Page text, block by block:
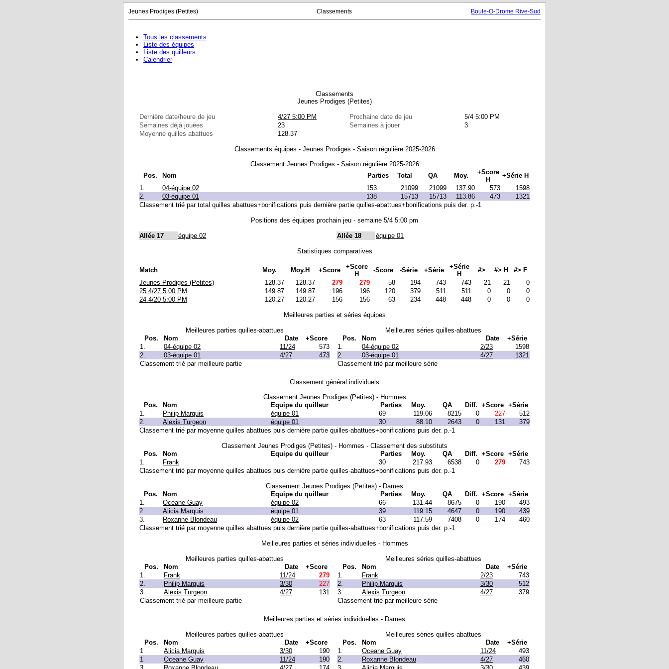
Jeunes Prodiges (Petites) Classements Boule-O-Drome Rive-Sud
Tous les classements
Liste des équipes
Liste des quilleurs
Calendrier
Classements
Jeunes Prodiges (Petites)
Dernière date/heure de jeu 4/27 5:00 PM Prochaine date de jeu
5/4 5:00 PM
Semaines déjà jouées
23 Semaines à jouer
3
Moyenne quilles abattues
128.37
Classements équipes - Jeunes Prodiges - Saison régulière 2025-2026
Classement Jeunes Prodiges - Saison régulière 2025-2026
Pos.
Nom Parties Total QA Moy.
+Score
H
+Série H
1.
04-équipe 02 153 21099 21099 137.90 573
1598
2.
03-équipe 01 138 15713 15713 113.86 473
1321
Classement trié par total quilles abattues+bonifications puis dernière partie quilles-abattues+bonifications puis der. p.-1
Positions des équipes prochain jeu - semaine 5/4 5:00 pm
Allée 17 équipe 02 Allée 18 équipe 01
Statistiques comparatives
Match Moy. Moy.H +Score
+Score
H
-Score -Série +Série
+Série
H
#> #> H
#> F
Jeunes Prodiges (Petites)
128.37 128.37 279 279 58 194 743 743 21 21
0
25 4/27 5:00 PM
149.87 149.87 196 196 120 379 511 511 0 0
0
24 4/20 5:00 PM
120.27 120.27 156 156 63 234 448 448 0 0 0
Meilleures parties et séries équipes
Meilleures parties quilles-abattues
Pos.
Nom Date
+Score
1.
04-équipe 02 11/24
573
2.
03-équipe 01 4/27
473
Classement trié par meilleure partie
Meilleures séries quilles-abattues
Pos.
Nom Date
+Série
1.
04-équipe 02 2/23
1598
2.
03-équipe 01 4/27
1321
Classement trié par meilleure série
Classement général individuels
Classement Jeunes Prodiges (Petites) - Hommes
Pos.
Nom Equipe du quilleur Parties Moy. QA Diff. +Score +Série
1.
Philip Marquis équipe 01 69 119.06 8215 0 227
512
2.
Alexis Turgeon équipe 01 30 88.10 2643 0 131
379
Classement trié par moyenne quilles abattues puis dernière partie quilles-abattues+bonifications puis der. p.-1
Classement Jeunes Prodiges (Petites) - Hommes - Classement des substituts
Pos.
Nom Equipe du quilleur Parties Moy. QA Diff. +Score +Série
1.
Frank 30 217.93 6538 0 279
743
Classement trié par moyenne quilles abattues puis dernière partie quilles-abattues+bonifications puis der. p.-1
Classement Jeunes Prodiges (Petites) - Dames
Pos.
Nom Equipe du quilleur Parties Moy. QA Diff. +Score +Série
1.
Oceane Guay équipe 02 66 131.44 8675 0 190
493
2.
Alicia Marquis équipe 01 39 119.15 4647 0 190
439
3.
Roxanne Blondeau équipe 02 63 117.59 7408 0 174
460
Classement trié par moyenne quilles abattues puis dernière partie quilles-abattues+bonifications puis der. p.-1
Meilleures parties et séries individuelles - Hommes
Meilleures parties quilles-abattues
Pos.
Nom Date
+Score
1.
Frank 11/24
279
2.
Philip Marquis 3/30
227
3.
Alexis Turgeon 4/27
131
Classement trié par meilleure partie
Meilleures séries quilles-abattues
Pos.
Nom Date
+Série
1.
Frank 2/23
743
2.
Philip Marquis 3/30
512
3.
Alexis Turgeon 4/27
379
Classement trié par meilleure série
Meilleures parties et séries individuelles - Dames
Meilleures parties quilles-abattues
Pos.
Nom Date
+Score
1
Alicia Marquis 3/30
190
1
Oceane Guay 11/24
190
Meilleures séries quilles-abattues
Pos.
Nom Date
+Série
1.
Oceane Guay 11/24
493
2.
Roxanne Blondeau 4/27
460